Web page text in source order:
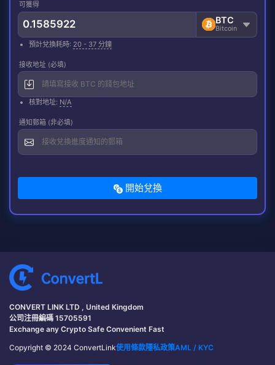
可獲得
BTC
Bitcoin
預計兌換耗時: 20 - 37 分鐘
接收地址 (必填)
核對地址: N/A
通知郵箱 (非必填)
開始兌換
CONVERT LINK LTD , United Kingdom
公司注冊編碼 15705591
Exchange any Crypto Safe Convenient Fast
Copyright © 2024 ConvertLink使用條款隱私政策AML / KYC